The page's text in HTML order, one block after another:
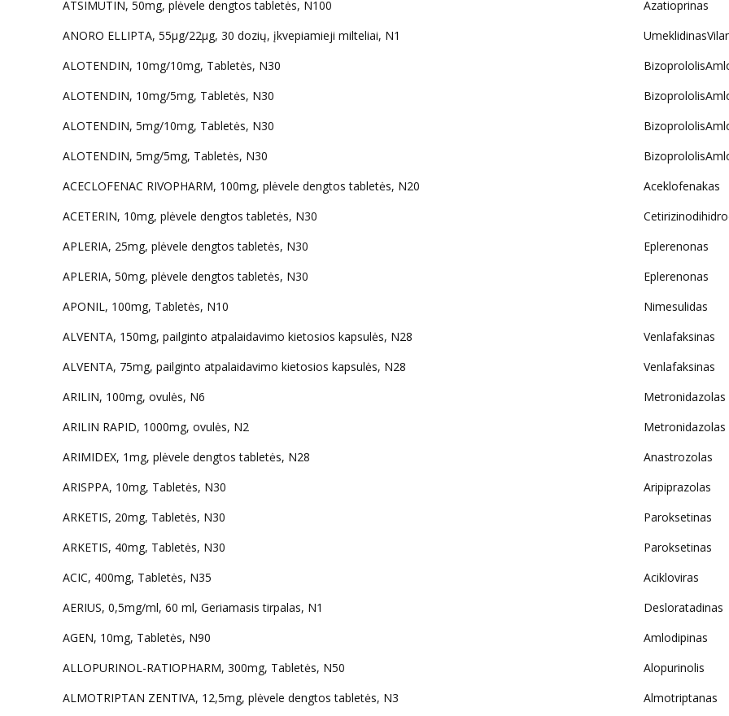
ATSIMUTIN, 50mg, plėvele dengtos tabletės, N100
Azatioprinas
ANORO ELLIPTA, 55µg/22µg, 30 dozių, įkvepiamieji milteliai, N1
ALOTENDIN, 10mg/10mg, Tabletės, N30
ALOTENDIN, 10mg/5mg, Tabletės, N30
ALOTENDIN, 5mg/10mg, Tabletės, N30
ALOTENDIN, 5mg/5mg, Tabletės, N30
ACECLOFENAC RIVOPHARM, 100mg, plėvele dengtos tabletės, N20
Aceklofenakas
ACETERIN, 10mg, plėvele dengtos tabletės, N30
APLERIA, 25mg, plėvele dengtos tabletės, N30
Eplerenonas
APLERIA, 50mg, plėvele dengtos tabletės, N30
Eplerenonas
APONIL, 100mg, Tabletės, N10
Nimesulidas
ALVENTA, 150mg, pailginto atpalaidavimo kietosios kapsulės, N28
Venlafaksinas
ALVENTA, 75mg, pailginto atpalaidavimo kietosios kapsulės, N28
Venlafaksinas
ARILIN, 100mg, ovulės, N6
Metronidazolas
ARILIN RAPID, 1000mg, ovulės, N2
Metronidazolas
ARIMIDEX, 1mg, plėvele dengtos tabletės, N28
Anastrozolas
ARISPPA, 10mg, Tabletės, N30
Aripiprazolas
ARKETIS, 20mg, Tabletės, N30
Paroksetinas
ARKETIS, 40mg, Tabletės, N30
Paroksetinas
ACIC, 400mg, Tabletės, N35
Acikloviras
AERIUS, 0,5mg/ml, 60 ml, Geriamasis tirpalas, N1
Desloratadinas
AGEN, 10mg, Tabletės, N90
Amlodipinas
ALLOPURINOL-RATIOPHARM, 300mg, Tabletės, N50
Alopurinolis
ALMOTRIPTAN ZENTIVA, 12,5mg, plėvele dengtos tabletės, N3
Almotriptanas